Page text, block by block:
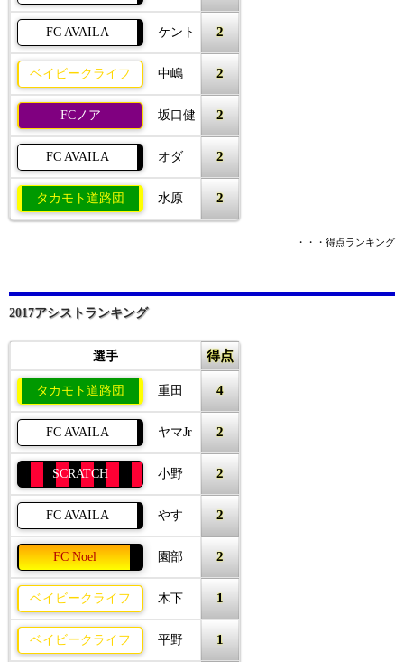
FC AVAILA ケント 2
ベイビークライフ 中嶋 2
FCノア 坂口健 2
FC AVAILA オダ 2
タカモト道路団 水原 2
・・・得点ランキング
2017アシストランキング
選手 得点
タカモト道路団 重田 4
FC AVAILA ヤマJr 2
SCRATCH 小野 2
FC AVAILA やす 2
FC Noel 園部 2
ベイビークライフ 木下 1
ベイビークライフ 平野 1